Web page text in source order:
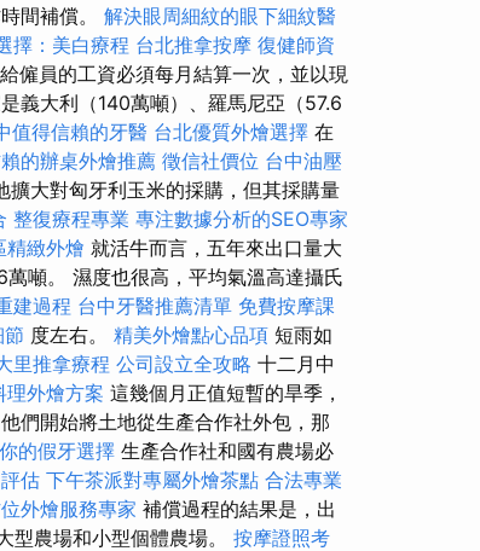
間補償。 解決眼周細紋的眼下細紋醫
擇：美白療程 台北推拿按摩 復健師資
僱員的工資必須每月結算一次，並以現
義大利（140萬噸）、羅馬尼亞（57.6
值得信賴的牙醫 台北優質外燴選擇 在
的辦桌外燴推薦 徵信社價位 台中油壓
擴大對匈牙利玉米的採購，但其採購量
整復療程專業 專注數據分析的SEO專家
精緻外燴 就活牛而言，五年來出口量大
噸。 濕度也很高，平均氣溫高達攝氏
建過程 台中牙醫推薦清單 免費按摩課
度左右。 精美外燴點心品項 短雨如
里推拿療程 公司設立全攻略 十二月中
理外燴方案 這幾個月正值短暫的旱季，
們開始將土地從生產合作社外包，那
的假牙選擇 生產合作社和國有農場必
估 下午茶派對專屬外燴茶點 合法專業
外燴服務專家 補償過程的結果是，出
型農場和小型個體農場。 按摩證照考